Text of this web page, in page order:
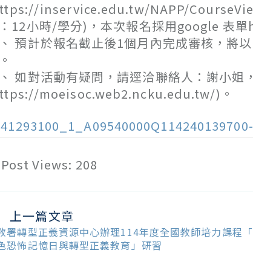
inservice.edu.tw/NAPP/
12小時/學分)，本次報名採用google 表
預計於報名截止後1個月內完成審核，將
如對活動有疑問，請逕洽聯絡人：謝小
moeisoc.web2.ncku.edu.tw/)。
Post Views: 208
上一篇文章
署轉型正義資源中心辦理114年度全國教師培力課程
恐怖記憶日與轉型正義教育」研習